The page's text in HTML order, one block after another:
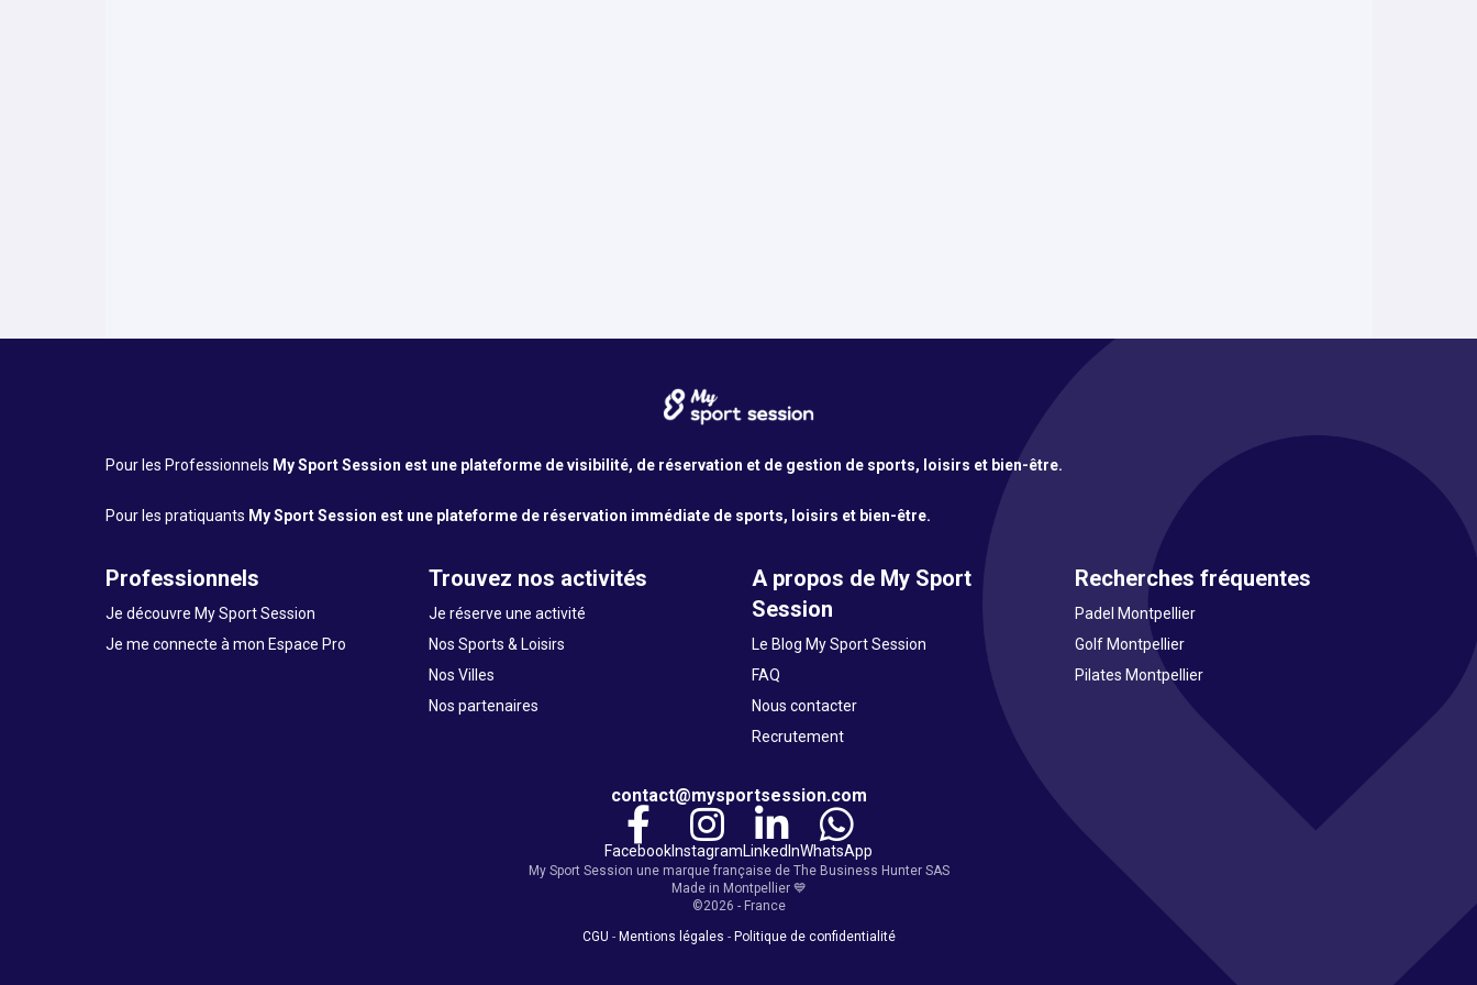
Pour les Professionnels My Sport Session est une plateforme de visibilité, de réservation et de gestion de sports, loisirs et bien-être.
Pour les pratiquants My Sport Session est une plateforme de réservation immédiate de sports, loisirs et bien-être.
Professionnels
Je découvre My Sport Session
Je me connecte à mon Espace Pro
Trouvez nos activités
Je réserve une activité
Nos Sports & Loisirs
Nos Villes
Nos partenaires
A propos de My Sport
Session
Le Blog My Sport Session
FAQ
Nous contacter
Recrutement
Recherches fréquentes
Padel Montpellier
Golf Montpellier
Pilates Montpellier
contact@mysportsession.com
FacebookInstagramLinkedInWhatsApp
My Sport Session une marque française de The Business Hunter SAS
Made in Montpellier 💙
©2026 - France
CGU - Mentions légales - Politique de confidentialité